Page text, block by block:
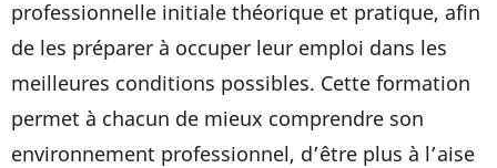
professionnelle initiale théorique et pratique, afin
de les préparer à occuper leur emploi dans les
meilleures conditions possibles. Cette formation
permet à chacun de mieux comprendre son
environnement professionnel, d’être plus à l’aise